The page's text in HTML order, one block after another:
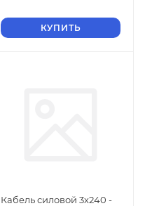
КУПИТЬ
Кабель силовой 3х240 -